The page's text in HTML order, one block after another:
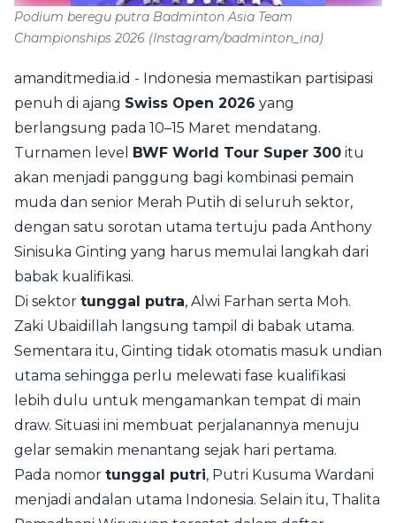
Podium beregu putra Badminton Asia Team
Championships 2026 (Instagram/badminton_ina)
amanditmedia.id - Indonesia memastikan partisipasi
penuh di ajang Swiss Open 2026 yang
berlangsung pada 10–15 Maret mendatang.
Turnamen level BWF World Tour Super 300 itu
akan menjadi panggung bagi kombinasi pemain
muda dan senior Merah Putih di seluruh sektor,
dengan satu sorotan utama tertuju pada Anthony
Sinisuka Ginting yang harus memulai langkah dari
babak kualifikasi.
Di sektor tunggal putra, Alwi Farhan serta Moh.
Zaki Ubaidillah langsung tampil di babak utama.
Sementara itu, Ginting tidak otomatis masuk undian
utama sehingga perlu melewati fase kualifikasi
lebih dulu untuk mengamankan tempat di main
draw. Situasi ini membuat perjalanannya menuju
gelar semakin menantang sejak hari pertama.
Pada nomor tunggal putri, Putri Kusuma Wardani
menjadi andalan utama Indonesia. Selain itu, Thalita